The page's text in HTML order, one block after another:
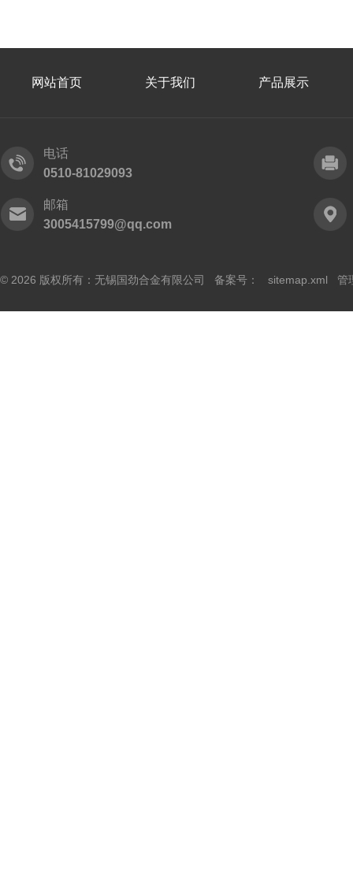
网站首页 关于我们 产品展示
电话
0510-81029093
邮箱
3005415799@qq.com
© 2026 版权所有：无锡国劲合金有限公司 备案号： sitemap.xml 管